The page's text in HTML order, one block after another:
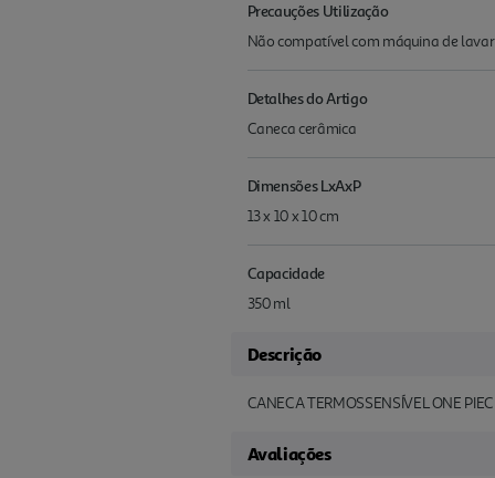
Precauções Utilização
Não compatível com máquina de
Detalhes do Artigo
Caneca cerâmica
Dimensões LxAxP
13 x 10 x 10 cm
Capacidade
350 ml
Descrição
CANECA TERMOSSENSÍVEL ONE
Avaliações